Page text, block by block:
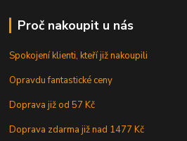
Proč nakoupit u nás
Spokojení klienti, kteří již nakoupili
Opravdu fantastické ceny
Doprava již od 57 Kč
Doprava zdarma již nad 1477 Kč